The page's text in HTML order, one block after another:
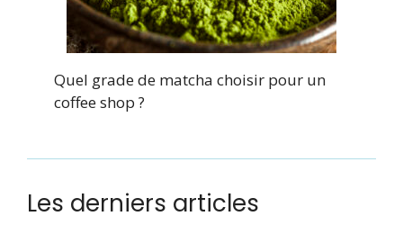
Quel grade de matcha choisir pour un
coffee shop ?
Les derniers articles